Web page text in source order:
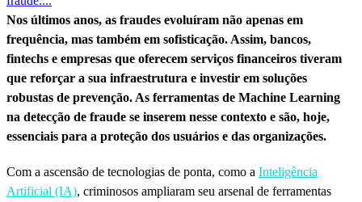
Nos últimos anos, as fraudes evoluíram não apenas em
frequência, mas também em sofisticação. Assim, bancos,
fintechs e empresas que oferecem serviços financeiros tiveram
que reforçar a sua infraestrutura e investir em soluções
robustas de prevenção. As ferramentas de Machine Learning
na detecção de fraude se inserem nesse contexto e são, hoje,
essenciais para a proteção dos usuários e das organizações.
Com a ascensão de tecnologias de ponta, como a Inteligência
Artificial (IA), criminosos ampliaram seu arsenal de ferramentas